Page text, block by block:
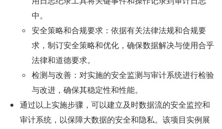
中。
安全策略和合规要求：依据有关法律法规和合规要
求，制订安全策略和优化，确保数据解决与使用合乎
法律和道德要求。
检测与改善：对实施的安全监测与审计系统进行检验
与改进，确保其稳定性和性能。
通过以上实施步骤，可以建立及时数据流的安全监控和
审计系统，以保障大数据的安全和隐私。该项目实例展